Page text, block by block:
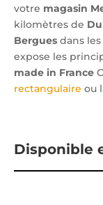
votre magasin
kilomètres de
Bergues dans les
expose les
made in France
rectangulaire ou
Disponible